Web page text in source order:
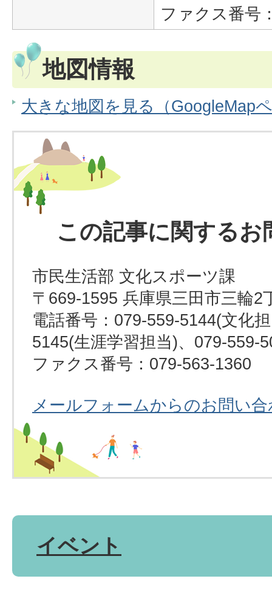
ファクス番号
地図情報
大きな地図を見る（GoogleMap
この記事に関するお
市民生活部 文化スポーツ課
〒669-1595 兵庫県三田市三輪2
電話番号：079-559-5144(文化
5145(生涯学習担当)、079-559-
ファクス番号：079-563-1360
メールフォームからのお問い
イベント